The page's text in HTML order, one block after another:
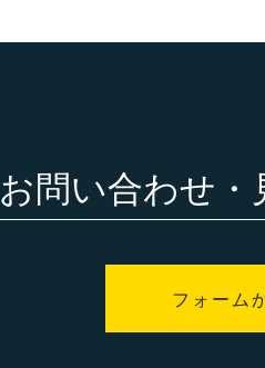
お問い合わせ・
フォーム